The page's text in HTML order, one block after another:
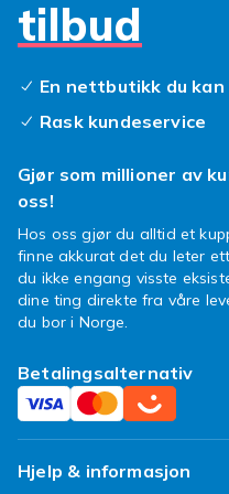
tilbud
En nettbutikk du
Rask kundeservice
Gjør som millioner av
oss!
Hos oss gjør du alltid et
finne akkurat det du leter
du ikke engang visste
dine ting direkte fra våre
du bor i Norge.
Betalingsalternativ
Hjelp & informasjon